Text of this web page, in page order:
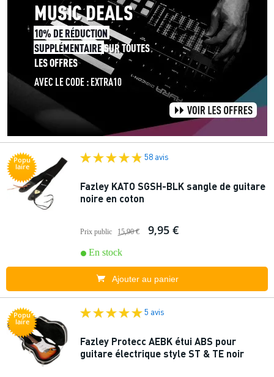
Popu
laire
58 avis
Fazley KATO SGSH-BLK sangle de guitare
noire en coton
Prix public 15,90 € 9,95 €
En stock
Ajouter au panier
Popu
laire
5 avis
Fazley Protecc AEBK étui ABS pour
guitare électrique style ST & TE noir